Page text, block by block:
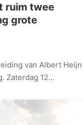
ruim twee
grote
van Albert Heijn
Zaterdag 12…